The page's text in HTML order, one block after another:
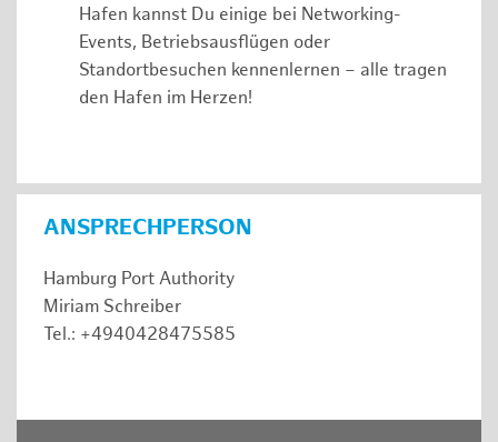
Hafen kannst Du einige bei Networking-
Events, Betriebsausflügen oder
Standortbesuchen kennenlernen – alle tragen
den Hafen im Herzen!
ANSPRECHPERSON
Hamburg Port Authority
Miriam Schreiber
Tel.: +4940428475585